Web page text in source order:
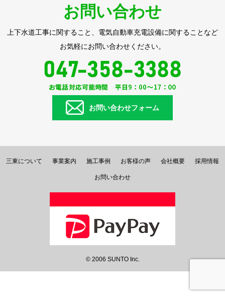
お問い合わせ
上下水道工事に関すること、電気自動車充電設備に関することなど
お気軽にお問い合わせください。
お問い合わせフォーム
三東について 事業案内 施工事例 お客様の声 会社概要 採用情報
お問い合わせ
© 2006 SUNTO Inc.